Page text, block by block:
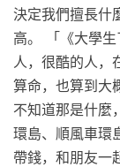
決定我們擅長什
高。 「《大學
人，很酷的人，
算命，也算到大
不知道那是什麼
環島、順風車環
帶錢，和朋友一